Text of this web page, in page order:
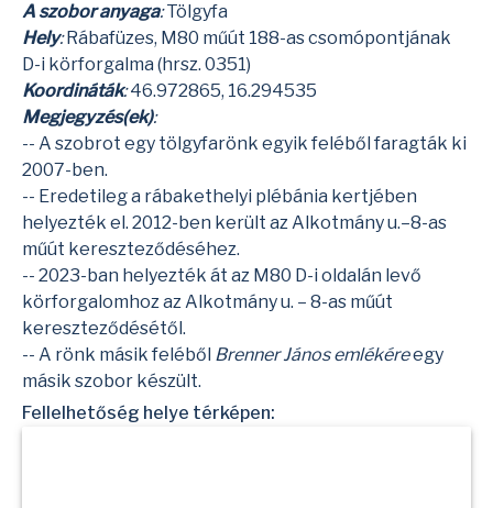
A szobor anyaga:Tölgyfa
Hely:Rábafüzes, M80 műút 188-as csomópontjának
D-i körforgalma (hrsz. 0351)
Koordináták:46.972865, 16.294535
Megjegyzés(ek):
-- A szobrot egy tölgyfarönk egyik feléből faragták ki
2007-ben.
-- Eredetileg a rábakethelyi plébánia kertjében
helyezték el. 2012-ben került az Alkotmány u.–8-as
műút kereszteződéséhez.
-- 2023-ban helyezték át az M80 D-i oldalán levő
körforgalomhoz az Alkotmány u. – 8-as műút
kereszteződésétől.
-- A rönk másik feléből Brenner János emlékéreegy
másik szobor készült.
Fellelhetőség helye térképen: